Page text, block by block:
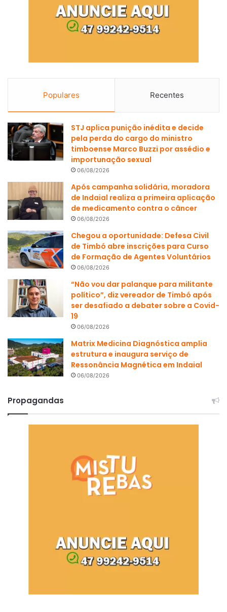
Populares Recentes
STJ aplica punição inédita e decide
pela perda do cargo do ministro
timboense Marco Buzzi por assédio e
importunação sexual
06/08/2026
Após campanha solidária, moradora
de Indaial realiza a primeira aplicação
de medicamento contra o câncer
06/08/2026
Chegou a oportunidade: Defesa Civil
de Timbó abre inscrições para Curso
de Formação de Agentes Voluntários
06/08/2026
“Não vou dar palanque para militante
político”, diz vereador de Timbó após
ser desafiado a debater sobre a Covid-
19
06/08/2026
Matrix Medicina Diagnóstica amplia
estrutura e inaugura serviço de
Ressonância Magnética em Indaial
06/08/2026
Propagandas